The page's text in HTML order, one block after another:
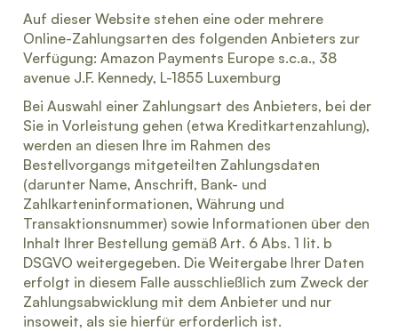
Auf dieser Website stehen eine oder mehrere
Online-Zahlungsarten des folgenden Anbieters zur
Verfügung: Amazon Payments Europe s.c.a., 38
avenue J.F. Kennedy, L-1855 Luxemburg
Bei Auswahl einer Zahlungsart des Anbieters, bei der
Sie in Vorleistung gehen (etwa Kreditkartenzahlung),
werden an diesen Ihre im Rahmen des
Bestellvorgangs mitgeteilten Zahlungsdaten
(darunter Name, Anschrift, Bank- und
Zahlkarteninformationen, Währung und
Transaktionsnummer) sowie Informationen über den
Inhalt Ihrer Bestellung gemäß Art. 6 Abs. 1 lit. b
DSGVO weitergegeben. Die Weitergabe Ihrer Daten
erfolgt in diesem Falle ausschließlich zum Zweck der
Zahlungsabwicklung mit dem Anbieter und nur
insoweit, als sie hierfür erforderlich ist.